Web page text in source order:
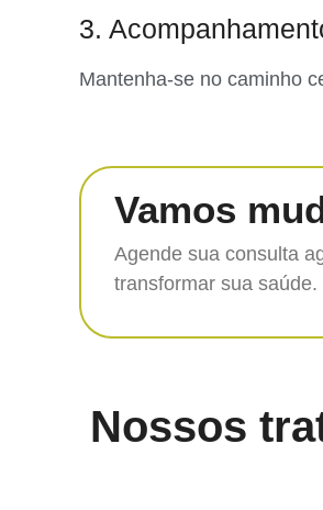
3.
Mantenha-se no caminho
Vamos
Agende sua consulta
transformar sua
Nossos